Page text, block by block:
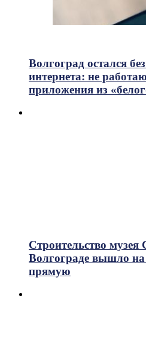
Волгоград остался
интернета: не
приложения из
Строительство
Волгограде вышло
прямую